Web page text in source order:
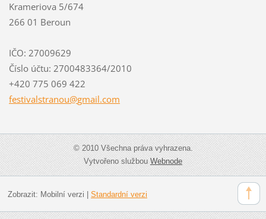
Krameriova 5/674
266 01 Beroun
IČO: 27009629
Číslo účtu: 2700483364/2010
+420 775 069 422
festivalstranou@gmail.com
© 2010 Všechna práva vyhrazena.
Vytvořeno službouWebnode
Zobrazit: Mobilní verzi | Standardní verzi